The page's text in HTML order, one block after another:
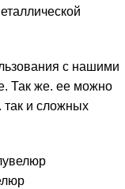
с нашими
Так же. ее можно
так и сложных